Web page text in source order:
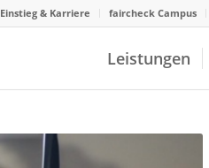
Einstieg & Karriere faircheck Campus
Leistungen